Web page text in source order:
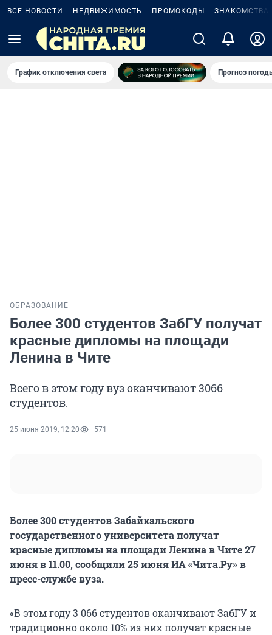
ВСЕ НОВОСТИ НЕДВИЖИМОСТЬ ПРОМОКОДЫ ЗНАКОМСТВА
График отключения света Прогноз
ОБРАЗОВАНИЕ
Более 300 студентов ЗабГУ получат
красные дипломы на площади
Ленина в Чите
Всего в этом году вуз оканчивают 3066
студентов.
25 июня 2019, 12:20 571
Более 300 студентов Забайкальского
государственного университета получат
красные дипломы на площади Ленина в Чите 27
июня в 11.00, сообщили 25 июня ИА «Чита.Ру» в
пресс-службе вуза.
«В этом году 3 066 студентов оканчивают ЗабГУ и
традиционно около 10% из них получат красные